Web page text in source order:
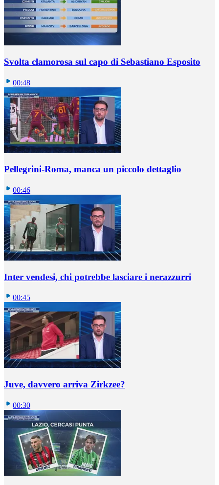
Svolta clamorosa sul capo di Sebastiano Esposito
00:48
Pellegrini-Roma, manca un piccolo dettaglio
00:46
Inter vendesi, chi potrebbe lasciare i nerazzurri
00:45
Juve, davvero arriva Zirkzee?
00:30